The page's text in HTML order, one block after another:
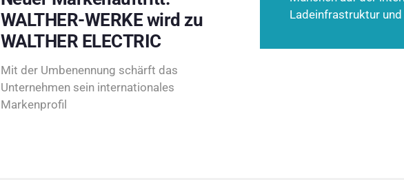
Ladeinfrastruktur
WALTHER-WERKE wird zu
WALTHER ELECTRIC
Mit der Umbenennung schärft das
Unternehmen sein internationales
Markenprofil